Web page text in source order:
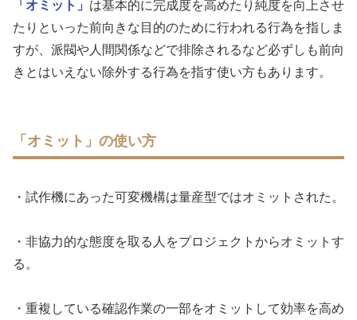
「オミット」 は基本的に完成度を高めたり純度を向上させ
たりといった前向きな目的のために行われる行為を指しま
すが、派閥や人間関係などで排除されるなど必ずしも前向
きとはいえない除外する行為を指す使い方もあります。
「オミット」の使い方
・試作機にあった可変機構は量産型ではオミットされた。
・非協力的な態度を取る人をプロジェクトからオミットす
る。
・重複している確認作業の一部をオミットして効率を高め